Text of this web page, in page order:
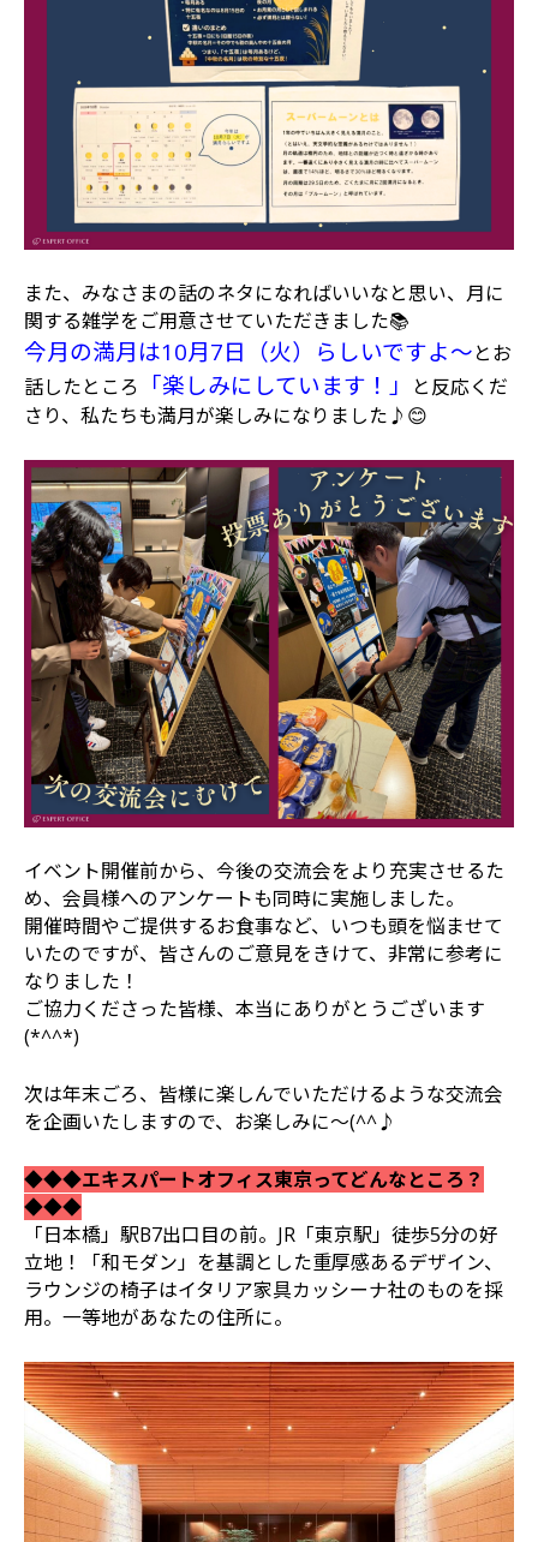
また、みなさまの話のネタになればいいなと思い、月に
関する雑学をご用意させていただきました📚
今月の満月は10月7日（火）らしいですよ～とお
話したところ
「楽しみにしています！」
と反応くだ
さり、私たちも満月が楽しみになりました♪😊
イベント開催前から、今後の交流会をより充実させるた
め、会員様へのアンケートも同時に実施しました。
開催時間やご提供するお食事など、いつも頭を悩ませて
いたのですが、皆さんのご意見をきけて、非常に参考に
なりました！
ご協力くださった皆様、本当にありがとうございます
(*^^*)
次は年末ごろ、皆様に楽しんでいただけるような交流会
を企画いたしますので、お楽しみに～(^^♪
◆◆◆エキスパートオフィス東京ってどんなところ？
◆◆◆
「日本橋」駅B7出口目の前。JR「東京駅」徒歩5分の好
立地！「和モダン」を基調とした重厚感あるデザイン、
ラウンジの椅子はイタリア家具カッシーナ社のものを採
用。一等地があなたの住所に。